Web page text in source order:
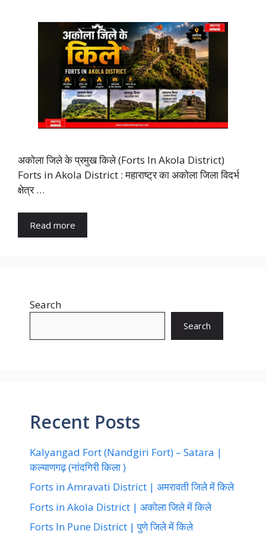
अकोला जिले के प्रमुख किले (Forts In Akola District)
Forts in Akola District : महाराष्ट्र का अकोला जिला विदर्भ
क्षेत्र …
Read more
Search
Search
Recent Posts
Kalyangad Fort (Nandgiri Fort) – Satara |
कल्याणगढ़ (नांदगिरी किला )
Forts in Amravati District | अमरावती जिले में किले
Forts in Akola District | अकोला जिले में किले
Forts In Pune District | पुणे जिले में किले